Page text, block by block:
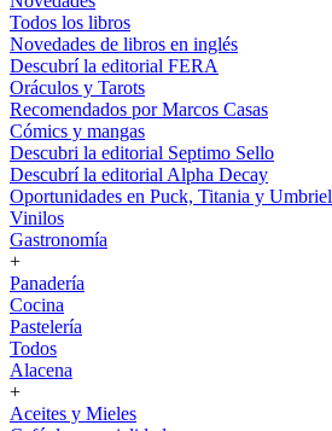
Todos los libros
Novedades de libros en inglés
Descubrí la editorial FERA
Oráculos y Tarots
Recomendados por Marcos Casas
Cómics y mangas
Descubri la editorial Septimo Sello
Descubrí la editorial Alpha Decay
Oportunidades en Puck, Titania y Umbriel
Vinilos
Gastronomía
+
Panadería
Cocina
Pastelería
Todos
Alacena
+
Aceites y Mieles